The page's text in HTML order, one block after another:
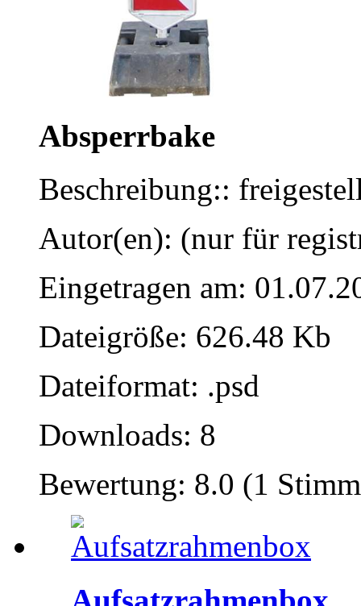
Absperrbake
Beschreibung::
Autor(en): (nur für
Eingetragen am:
Dateigröße: 626.48 Kb
Dateiformat: .psd
Downloads: 8
Bewertung: 8.0 (1